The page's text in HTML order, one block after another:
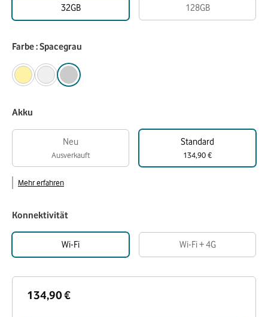
134,90 €
32GB 128GB
Farbe : Spacegrau
Akku
Neu
Ausverkauft
Standard
134,90 €
Mehr erfahren
Konnektivität
Wi-Fi Wi-Fi + 4G